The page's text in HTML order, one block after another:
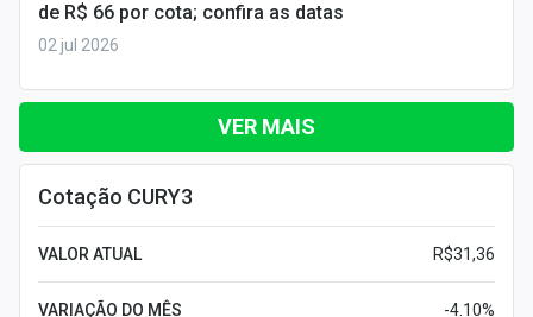
de R$ 66 por cota; confira as datas
02 jul 2026
VER MAIS
Cotação CURY3
VALOR ATUAL R$31,36
VARIAÇÃO DO MÊS -4.10%